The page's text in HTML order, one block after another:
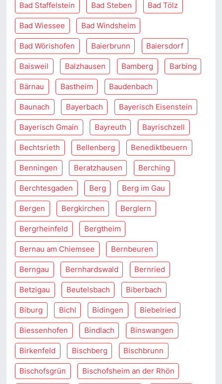
Bad Staffelstein Bad Steben Bad Tölz
Bad Wiessee Bad Windsheim
Bad Wörishofen Baierbrunn Baiersdorf
Baisweil Balzhausen Bamberg Barbing
Bärnau Bastheim Baudenbach
Baunach Bayerbach Bayerisch Eisenstein
Bayerisch Gmain Bayreuth Bayrischzell
Bechtsrieth Bellenberg Benediktbeuern
Benningen Beratzhausen Berching
Berchtesgaden Berg Berg im Gau
Bergen Bergkirchen Berglern
Bergrheinfeld Bergtheim
Bernau am Chiemsee Bernbeuren
Berngau Bernhardswald Bernried
Betzigau Beutelsbach Biberbach
Biburg Bichl Bidingen Biebelried
Biessenhofen Bindlach Binswangen
Birkenfeld Bischberg Bischbrunn
Bischofsgrün Bischofsheim an der Rhön